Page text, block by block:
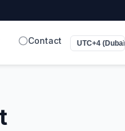
Contact UTC+4 (Dubaï)